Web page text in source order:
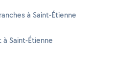
à Saint-Étienne
Saint-Étienne